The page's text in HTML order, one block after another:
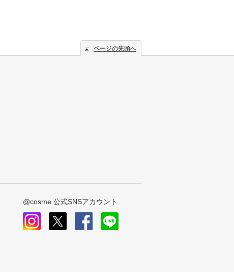
ページの先頭へ
@cosme 公式SNSアカウント